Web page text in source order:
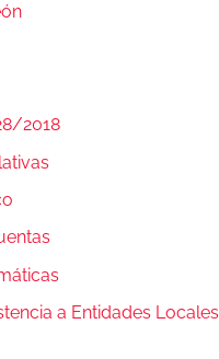
2018
a Entidades Locales